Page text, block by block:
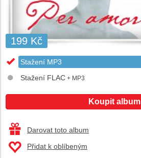
199 Kč
Stažení MP3
Stažení FLAC + MP3
Koupit album
Darovat toto album
Přidat k oblíbeným